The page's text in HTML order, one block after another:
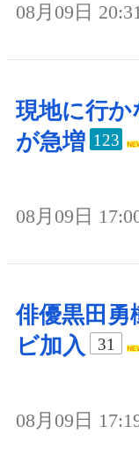
08月09日
現地に行か
が急増 123
08月09日
俳優黒田勇
ビ加入
31
08月09日